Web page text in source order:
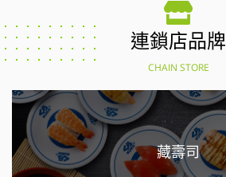
連鎖店品牌
CHAIN STORE
藏壽司